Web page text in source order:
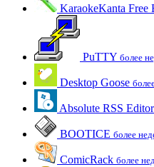
KaraokeKanta Free
PuTTY более
Desktop Goose
Absolute RSS Editor
BOOTICE более
ComicRack более